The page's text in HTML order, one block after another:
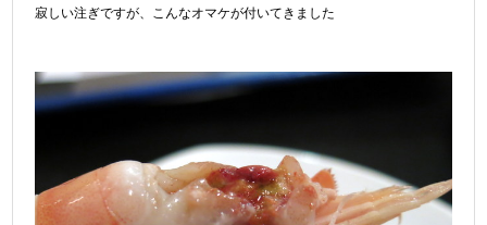
寂しい注ぎですが、こんなオマケが付いてきました